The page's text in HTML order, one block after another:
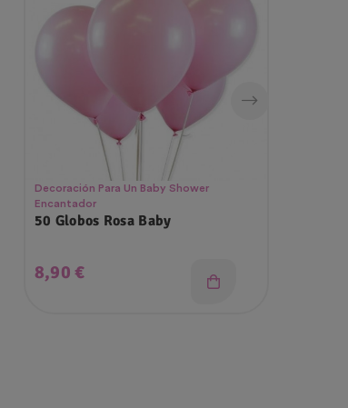
Decoración Para Un Baby Shower
Encantador
50 Globos Rosa Baby
Precio
8,90 €